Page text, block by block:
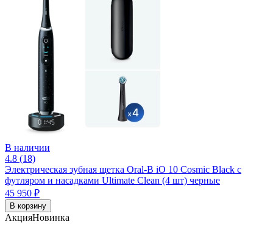
В наличии
4.8 (18)
Электрическая зубная щетка Oral-B iO 10 Cosmic Black c
футляром и насадками Ultimate Clean (4 шт) черные
45 950 ₽
В корзину
АкцияНовинка